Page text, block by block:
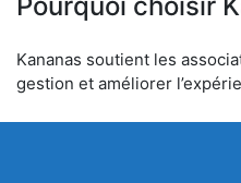
Kananas soutient les
gestion et améliorer